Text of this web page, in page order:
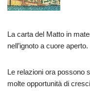
La carta del Matto in
nell’ignoto a cuore aperto.
Le relazioni ora possono
molte opportunità di